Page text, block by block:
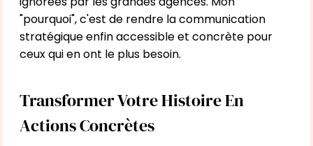
"pourquoi", c'est de rendre la communication
stratégique enfin accessible et concrète pour
ceux qui en ont le plus besoin.
Transformer Votre Histoire En
Actions Concrètes